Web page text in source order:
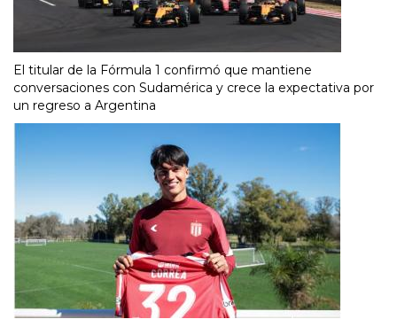
El titular de la Fórmula 1 confirmó que mantiene
conversaciones con Sudamérica y crece la expectativa por
un regreso a Argentina